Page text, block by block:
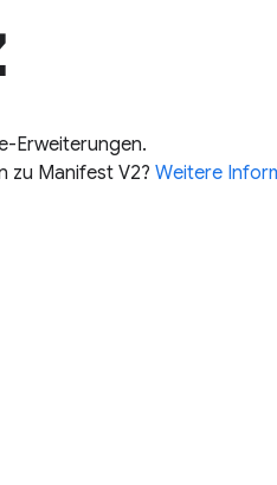
Erweiterungen.
zu Manifest V2? Weitere